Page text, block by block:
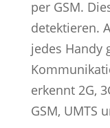
per GSM.
detektieren.
jedes Handy
erkennt 2G,
GSM, UMTS